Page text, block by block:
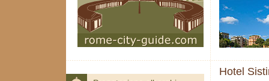
Hotel